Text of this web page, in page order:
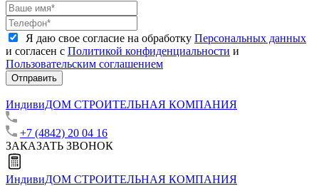
Я даю свое согласие на обработку Персональных данных
и согласен с Политикой конфиденциальности и
Пользовательским соглашением
Отправить
ИндивиДОМ СТРОИТЕЛЬНАЯ КОМПАНИЯ
+7 (4842) 20 04 16
ЗАКАЗАТЬ ЗВОНОК
ИндивиДОМ СТРОИТЕЛЬНАЯ КОМПАНИЯ